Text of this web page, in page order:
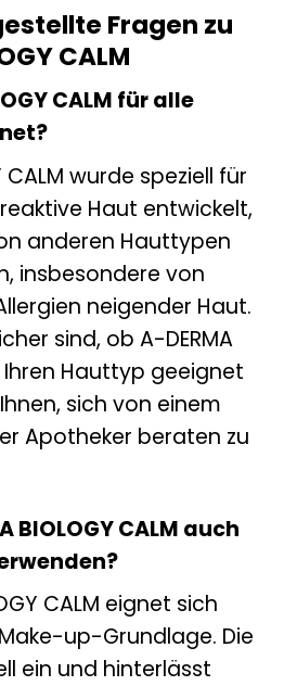
Fragen zu
CALM
CALM für alle
CALM wurde speziell für
Haut entwickelt,
anderen Hauttypen
insbesondere von
neigender Haut.
sind, ob A-DERMA
Ihren Hauttyp geeignet
sich von einem
Apotheker beraten zu
BIOLOGY CALM auch
CALM eignet sich
up-Grundlage. Die
ein und hinterlässt